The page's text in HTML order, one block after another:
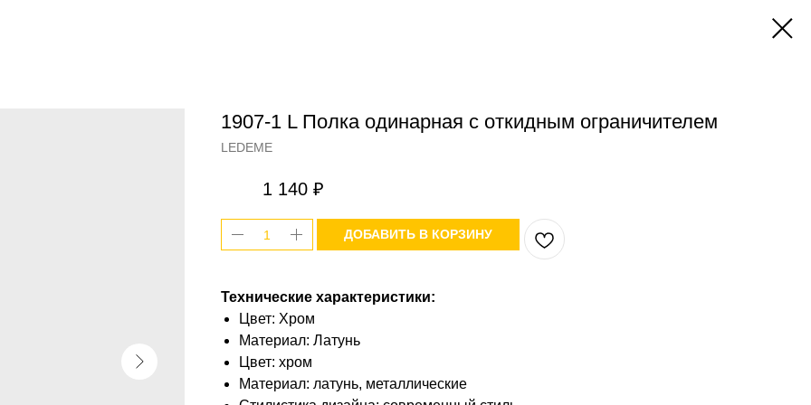
1907-1 L Полка одинарная с откидным ограничителем
LEDEME
1 140 ₽
ДОБАВИТЬ В КОРЗИНУ
Технические характеристики:
Цвет: Хром
Материал: Латунь
Цвет: хром
Материал: латунь, металлические